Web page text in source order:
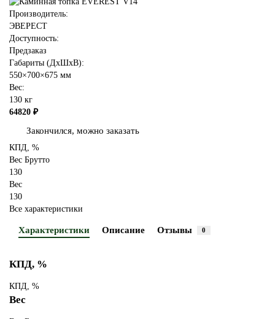
Производитель:
ЭВЕРЕСТ
Доступность:
Предзаказ
Габариты (ДхШхВ):
550×700×675 мм
Вес:
130 кг
64820 ₽
Закончился, можно заказать
КПД, %
Вес Брутто
130
Вес
130
Все характеристики
Характеристики Описание Отзывы 0
КПД, %
КПД, %
Вес